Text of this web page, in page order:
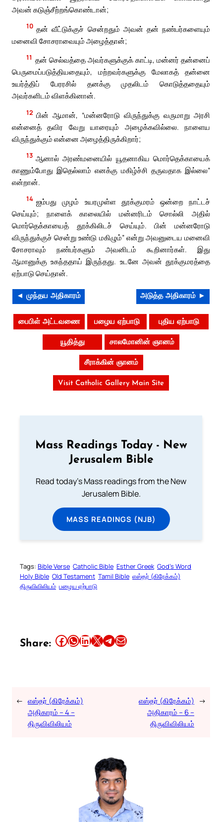
அவன் கடுஞ்சீற்றங்கொண்டான்;
10 தன் வீட்டுக்குச் சென்றதும் அவன் தன் நண்பர்களையும்
மனைவி சோசராவையும் அழைத்தான்;
11 தன் செல்வத்தை அவர்களுக்குக் காட்டி, மன்னர் தன்னைப்
பெருமைப்படுத்தியதையும், மற்றவர்களுக்கு மேலாகத் தன்னை
உயர்த்திப் பேரரசில் தனக்கு முதலிடம் கொடுத்ததையும்
அவர்களிடம் விளக்கினான்.
12 பின் ஆமான், “மன்னரோடு விருந்துக்கு வருமாறு அரசி
என்னைத் தவிர வேறு யாரையும் அழைக்கவில்லை. நாளைய
விருந்துக்கும் என்னை அழைத்திருக்கிறார்;
13 ஆனால் அரண்மனையில் யூதனாகிய மொர்தெக்காயைக்
காணும்போது இதெல்லாம் எனக்கு மகிழ்ச்சி தருவதாக இல்லை”
என்றான்.
14 ஐம்பது முழம் உயரமுள்ள தூக்குமரம் ஒன்றை நாட்டச்
செய்யும்; நாளைக் காலையில் மன்னரிடம் சொல்லி அதில்
மொர்தெக்காயைத் தூக்கிலிடச் செய்யும். பின் மன்னரோடு
விருந்துக்குச் சென்று உண்டு மகிழும்” என்று அவனுடைய மனைவி
சோசராவும் நண்பர்களும் அவனிடம் கூறினார்கள். இது
ஆமானுக்கு உகந்ததாய் இருந்தது. உடனே அவன் தூக்குமரத்தை
ஏற்பாடு செய்தான்.
◄ முந்தய அதிகாரம் அடுத்த அதிகாரம் ►
பைபிள் அட்டவணை பழைய ஏற்பாடு புதிய ஏற்பாடு
யூதித்து சாலமோனின் ஞானம்
சீராக்கின் ஞானம்
Visit Catholic Gallery Main Site
Mass Readings Today - New
Jerusalem Bible
Read today's Mass readings from the New
Jerusalem Bible.
MASS READINGS (NJB)
Tags: Bible Verse Catholic Bible Esther Greek God’s Word
Holy Bible Old Testament Tamil Bible எஸ்தர் (கிரேக்கம்)
திருவிவிலியம் பழைய ஏற்பாடு
Share: Share this article on Facebook Share this article on WhatsApp Share this article on LinkedIn Share this article on X Share this article on TelegramEmail this Article
← எஸ்தர் (கிரேக்கம்)
அதிகாரம் – 4 –
திருவிவிலியம்
எஸ்தர் (கிரேக்கம்)
அதிகாரம் – 6 –
திருவிவிலியம்
→